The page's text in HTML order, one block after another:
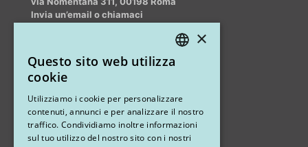
Invia un’email o chiamaci
Altri studi
STUDIO MARIANETTI MED
via Sandro Pertini 26, 67051 Avezzano (AQ)
×
Questo sito web utilizza
cookie
Utilizziamo i cookie per personalizzare
contenuti, annunci e per analizzare il nostro
traffico. Condividiamo inoltre informazioni
sul tuo utilizzo del nostro sito con i nostri